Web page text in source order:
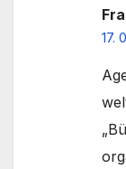
17.